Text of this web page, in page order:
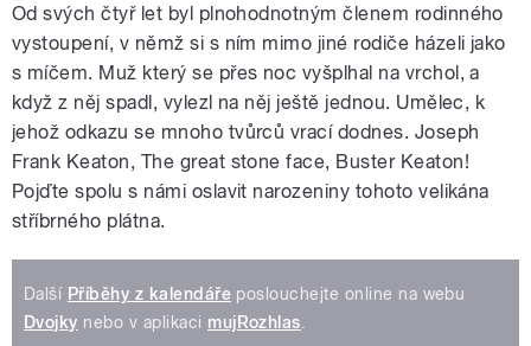
Od svých čtyř let byl plnohodnotným členem rodinného
vystoupení, v němž si s ním mimo jiné rodiče házeli jako
s míčem. Muž který se přes noc vyšplhal na vrchol, a
když z něj spadl, vylezl na něj ještě jednou. Umělec, k
jehož odkazu se mnoho tvůrců vrací dodnes. Joseph
Frank Keaton, The great stone face, Buster Keaton!
Pojďte spolu s námi oslavit narozeniny tohoto velikána
stříbrného plátna.
Další Příběhy z kalendáře poslouchejte online na webu
Dvojky nebo v aplikaci mujRozhlas.